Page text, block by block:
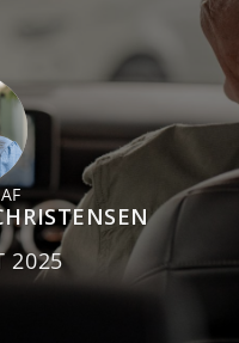
2025